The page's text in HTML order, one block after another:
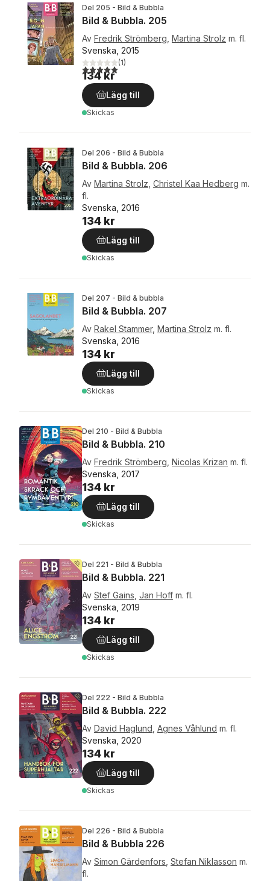
Del 205 - Bild & Bubbla
Bild & Bubbla. 205
Av Fredrik Strömberg Martina Strolz m. fl.
Svenska, 2015
5,0utav 5 stjärnor. Totalt antal röster:
(1)
134 kr
Lägg till
Skickas
Del 206 - Bild & Bubbla
Bild & Bubbla. 206
Av Martina Strolz Christel Kaa Hedberg m.
fl.
Svenska, 2016
134 kr
Lägg till
Skickas
Del 207 - Bild & bubbla
Bild & Bubbla. 207
Av Rakel Stammer, Martina Strolz m. fl.
Svenska, 2016
134 kr
Lägg till
Skickas
Del 210 - Bild & Bubbla
Bild & Bubbla. 210
Av Fredrik Strömberg Nicolas Krizan m. fl.
Svenska, 2017
134 kr
Lägg till
Skickas
Del 221 - Bild & Bubbla
Bild & Bubbla. 221
Av Stef Gains Jan Hoff m. fl.
Svenska, 2019
134 kr
Lägg till
Skickas
Del 222 - Bild & Bubbla
Bild & Bubbla. 222
Av David Haglund Agnes Våhlund m. fl.
Svenska, 2020
134 kr
Lägg till
Skickas
Del 226 - Bild & Bubbla
Bild & Bubbla 226
Av Simon Gärdenfors Stefan Niklasson m.
fl.